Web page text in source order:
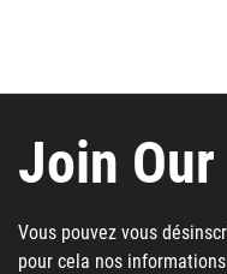
Join
Vous pouvez vous
pour cela nos